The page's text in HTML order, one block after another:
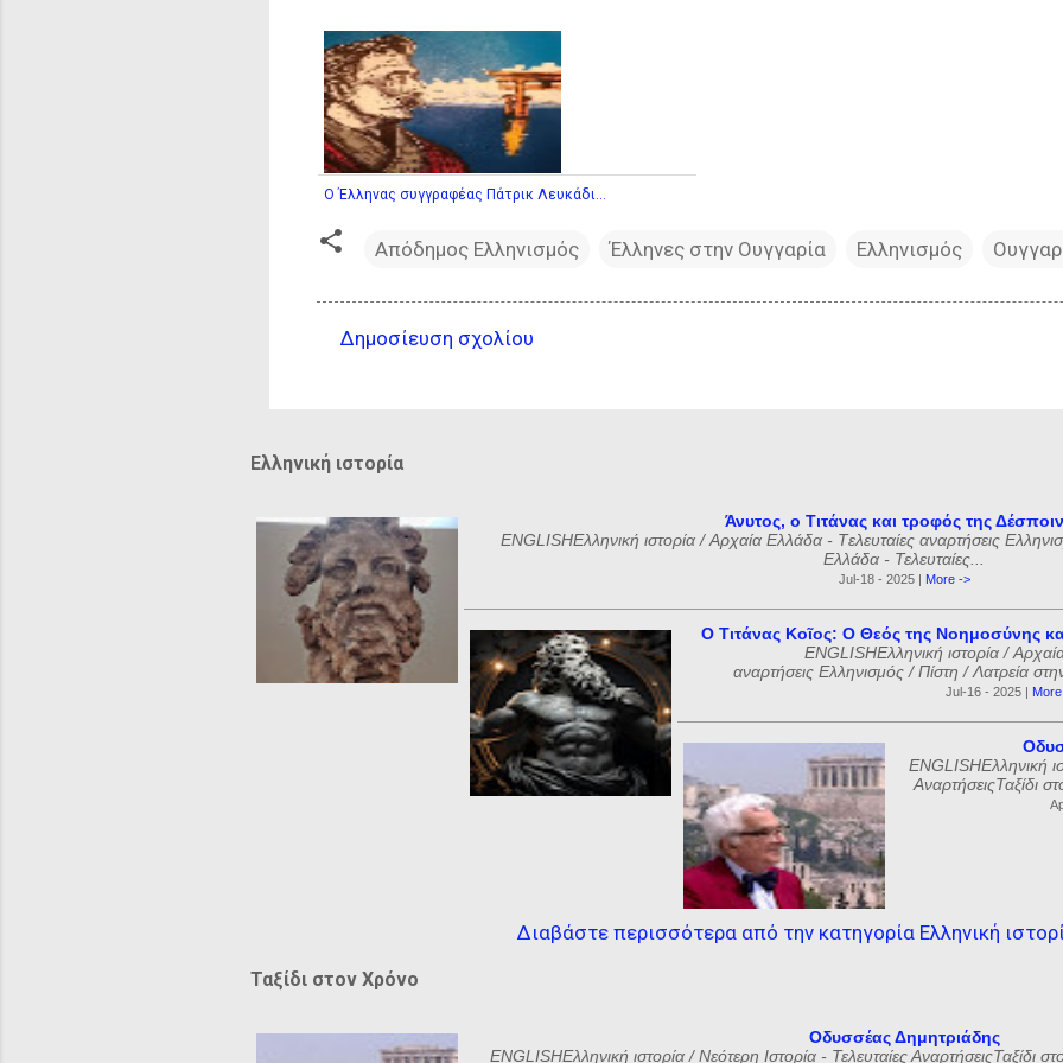
O Έλληνας συγγραφέας Πάτρικ Λευκάδι...
Απόδημος Ελληνισμός Έλληνες στην Ουγγαρία Ελληνισμός
λ
α
Δημοσίευση σχολίου
Ελληνική ιστορία
Άνυτος, ο Τιτάνας και τροφός της
ENGLISHΕλληνική ιστορία / Αρχαία Ελλάδα - Tελευταίες αναρτήσεις
Ελλάδα - Τελευταίες...
Jul-18 - 2025 | More ->
Ο Τιτάνας Κοῖος: Ο Θεός της Νοημοσύνης
ENGLISHΕλληνική ιστορία /
αναρτήσεις Ελληνισμός / Πίστη / Λατρεία
Jul-16 - 2025 |
ENGLISHΕλληνική
ΑναρτήσειςΤαξίδι
Διαβάστε περισσότερα από την κατηγορία Ελληνική
Ταξίδι στον Χρόνο
Οδυσσέας Δημητριάδης
ENGLISHΕλληνική ιστορία / Νεότερη Ιστορία - Τελευταίες ΑναρτήσειςΤαξίδι